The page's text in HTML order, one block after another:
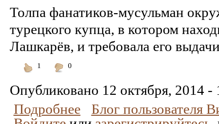
Толпа фанатиков-мусульман
турецкого купца, в котором
Лашкарёв, и требовала его
1
0
Опубликовано 12 октября, 2014 -
Подробнее
Блог пользователя